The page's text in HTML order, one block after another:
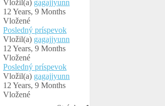
Vložil(a) gagajjyunn
12 Years, 9 Months
Vložené
Posledný príspevok
Vložil(a) gagajjyunn
12 Years, 9 Months
Vložené
Posledný príspevok
Vložil(a) gagajjyunn
12 Years, 9 Months
Vložené